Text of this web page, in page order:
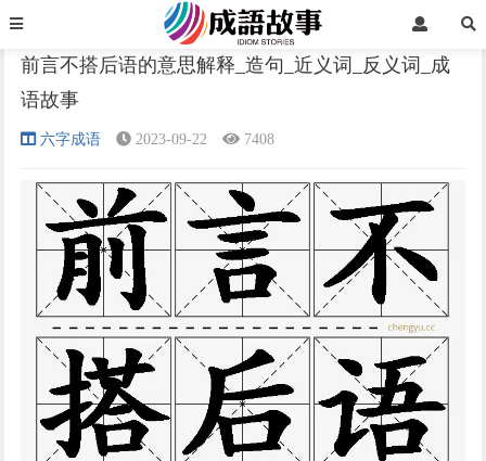
›
正文
前言不搭后语的意思解释_造句_近义词_反义词_成
语故事
六字成语 2023-09-22 7408